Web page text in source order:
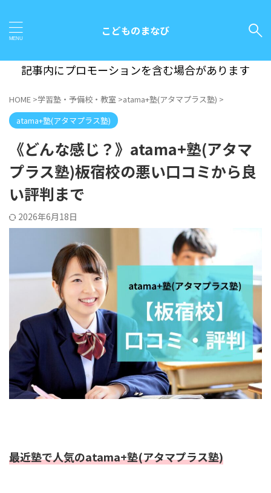
こどものまなび
記事内にプロモーションを含む場合があります
HOME >学習塾・予備校・教室 >atama+塾(アタマプラス塾) >
atama+塾(アタマプラス塾)
《どんな感じ？》atama+塾(アタマ
プラス塾)板宿校の悪い口コミから良
い評判まで
2026年6月18日
最近塾で人気のatama+塾(アタマプラス塾)